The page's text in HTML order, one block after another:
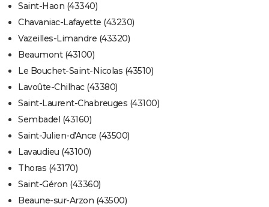
Saint-Haon (43340)
Chavaniac-Lafayette (43230)
Vazeilles-Limandre (43320)
Beaumont (43100)
Le Bouchet-Saint-Nicolas (43510)
Lavoûte-Chilhac (43380)
Saint-Laurent-Chabreuges (43100)
Sembadel (43160)
Saint-Julien-d'Ance (43500)
Lavaudieu (43100)
Thoras (43170)
Saint-Géron (43360)
Beaune-sur-Arzon (43500)